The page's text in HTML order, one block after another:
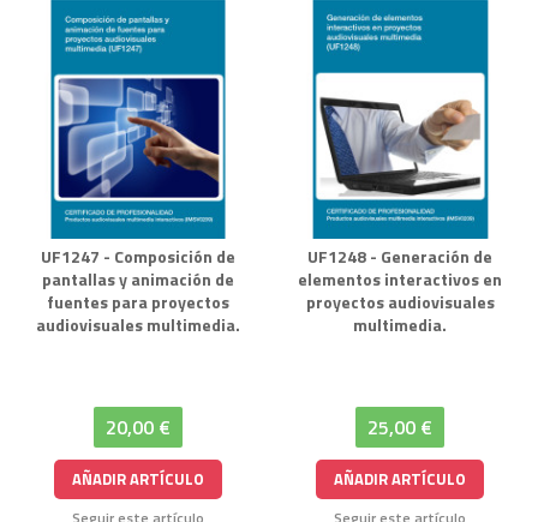
UF1247 - Composición de
pantallas y animación de
fuentes para proyectos
audiovisuales multimedia.
20,00 €
AÑADIR ARTÍCULO
UF1248 - Generación de
elementos interactivos en
proyectos audiovisuales
multimedia.
25,00 €
AÑADIR ARTÍCULO